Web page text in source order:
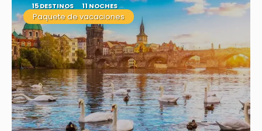
15 DESTINOS 11 NOCHES
Paquete de vacaciones